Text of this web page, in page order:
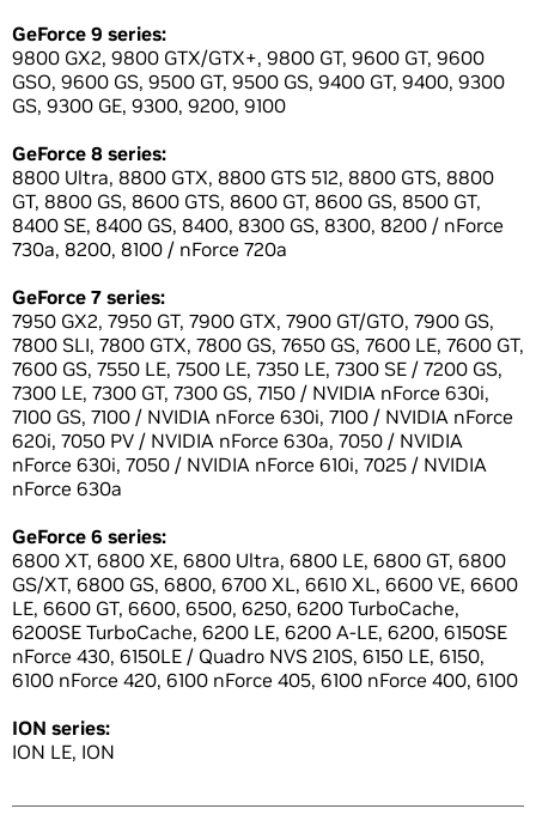
GeForce 9 series:
9800 GX2, 9800 GTX/GTX+, 9800 GT, 9600 GT, 9600
GSO, 9600 GS, 9500 GT, 9500 GS, 9400 GT, 9400, 9300
GS, 9300 GE, 9300, 9200, 9100
GeForce 8 series:
8800 Ultra, 8800 GTX, 8800 GTS 512, 8800 GTS, 8800
GT, 8800 GS, 8600 GTS, 8600 GT, 8600 GS, 8500 GT,
8400 SE, 8400 GS, 8400, 8300 GS, 8300, 8200 / nForce
730a, 8200, 8100 / nForce 720a
GeForce 7 series:
7950 GX2, 7950 GT, 7900 GTX, 7900 GT/GTO, 7900 GS,
7800 SLI, 7800 GTX, 7800 GS, 7650 GS, 7600 LE, 7600 GT,
7600 GS, 7550 LE, 7500 LE, 7350 LE, 7300 SE / 7200 GS,
7300 LE, 7300 GT, 7300 GS, 7150 / NVIDIA nForce 630i,
7100 GS, 7100 / NVIDIA nForce 630i, 7100 / NVIDIA nForce
620i, 7050 PV / NVIDIA nForce 630a, 7050 / NVIDIA
nForce 630i, 7050 / NVIDIA nForce 610i, 7025 / NVIDIA
nForce 630a
GeForce 6 series:
6800 XT, 6800 XE, 6800 Ultra, 6800 LE, 6800 GT, 6800
GS/XT, 6800 GS, 6800, 6700 XL, 6610 XL, 6600 VE, 6600
LE, 6600 GT, 6600, 6500, 6250, 6200 TurboCache,
6200SE TurboCache, 6200 LE, 6200 A-LE, 6200, 6150SE
nForce 430, 6150LE / Quadro NVS 210S, 6150 LE, 6150,
6100 nForce 420, 6100 nForce 405, 6100 nForce 400, 6100
ION series:
ION LE, ION